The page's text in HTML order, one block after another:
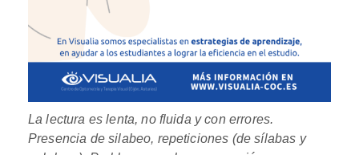
La lectura es lenta, no fluida y con errores.
Presencia de silabeo, repeticiones (de sílabas y